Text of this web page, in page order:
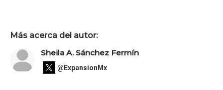
Más acerca del autor:
Sheila A. Sánchez Fermín
@ExpansionMx